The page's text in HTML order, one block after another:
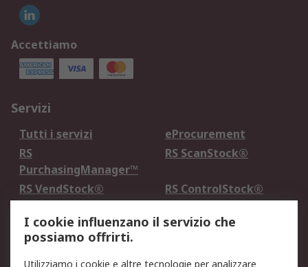
Accettiamo
Servizi
Tutti i servizi
eProcurement
RS
PurchasingManager™
RS ScanStock®
RS VendStock®
RS ControlStock®
Legale
I cookie influenzano il servizio che
possiamo offrirti.
Utilizziamo i cookie e altre tecnologie per analizzare